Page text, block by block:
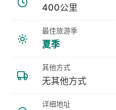
400公里
最佳旅游季
夏季
其他方式
无其他方式
详细地址